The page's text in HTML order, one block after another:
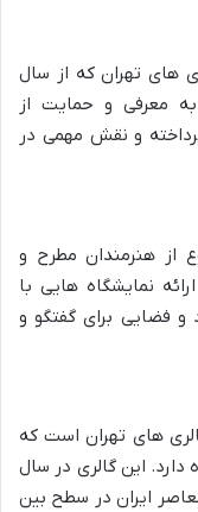
های تهران که از سال
به معرفی و حمایت از
و نقش مهمی در
از هنرمندان مطرح و
نمایشگاه هایی با
و فضایی برای گفتگو و
های تهران است که
این گالری در سال
ایران در سطح بین